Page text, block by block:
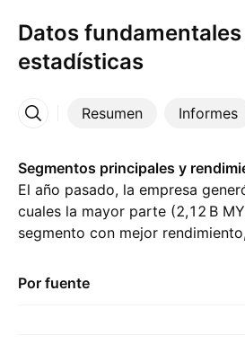
Datos fundamentales
estadísticas
Resumen Informes
Más
Segmentos principales y
El año pasado, la empresa
cuales la mayor parte (‪2,12 B‬
segmento con mejor
previo. La mayor contribución
Por fuente